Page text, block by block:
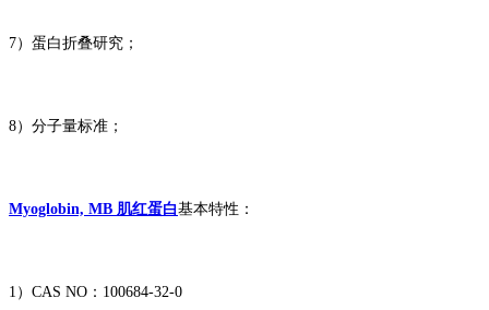
7）蛋白折叠研究；
8）分子量标准；
Myoglobin, MB 肌红蛋白基本特性：
1）CAS NO：100684-32-0